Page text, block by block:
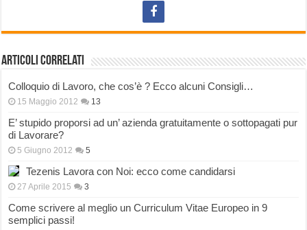
Articoli correlati
Colloquio di Lavoro, che cos’è ? Ecco alcuni Consigli…
15 Maggio 2012 13
E’ stupido proporsi ad un’ azienda gratuitamente o sottopagati pur
di Lavorare?
5 Giugno 2012 5
Tezenis Lavora con Noi: ecco come candidarsi
27 Aprile 2015 3
Come scrivere al meglio un Curriculum Vitae Europeo in 9
semplici passi!